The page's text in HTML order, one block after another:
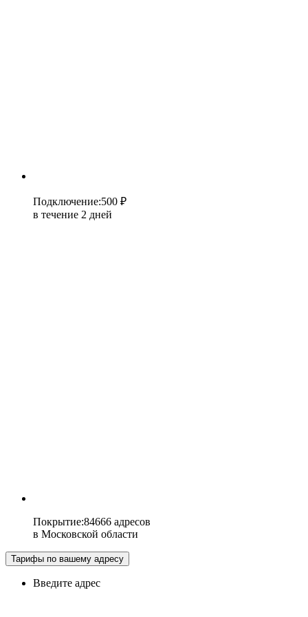
Подключение:500 ₽
в течение 2 дней
Покрытие:84666 адресов
в Московской области
Тарифы по вашему адресу
Введите адрес